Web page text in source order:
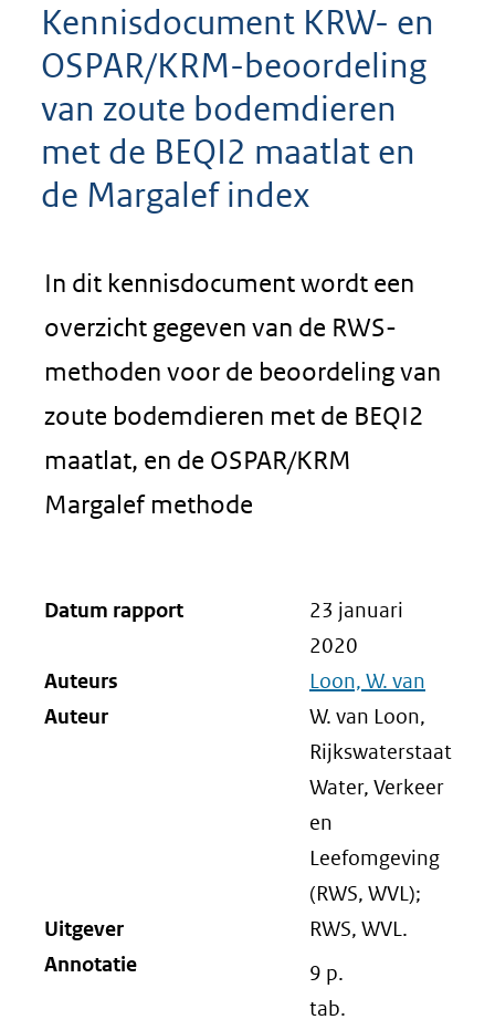
Kennisdocument KRW- en
OSPAR/KRM-beoordeling
van zoute bodemdieren
met de BEQI2 maatlat en
de Margalef index
In dit kennisdocument wordt een
overzicht gegeven van de RWS-
methoden voor de beoordeling van
zoute bodemdieren met de BEQI2
maatlat, en de OSPAR/KRM
Margalef methode
Datum rapport
23 januari
2020
Auteurs
Loon, W. van
Auteur
W. van Loon,
Rijkswaterstaat
Water, Verkeer
en
Leefomgeving
(RWS, WVL);
Uitgever
RWS, WVL.
Annotatie
9 p.
tab.